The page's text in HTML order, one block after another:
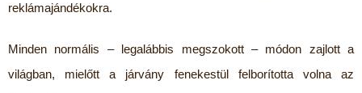
reklámajándékokra.
Minden normális – legalábbis megszokott – módon zajlott a
világban, mielőtt a járvány fenekestül felborította volna az